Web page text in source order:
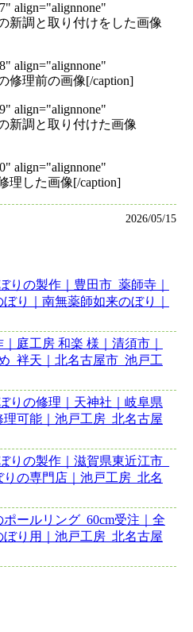
align="alignnone"
新調と取り付けをした画像
align="alignnone"
修理前の画像[/caption]
align="alignnone"
新調と取り付けた画像
align="alignnone"
理した画像[/caption]
2026/05/15
りの製作｜豊田市_薬師寺｜
り｜南無薬師如来のぼり｜
庭工房 和楽 様｜清須市｜
_袢天｜北名古屋市_池戸工
りの修理｜天神社｜岐阜県
可能｜池戸工房_北名古屋
りの製作｜滋賀県東近江市_
の専門店｜池戸工房_北名
ールリング_60cm受注｜全
り用｜池戸工房_北名古屋